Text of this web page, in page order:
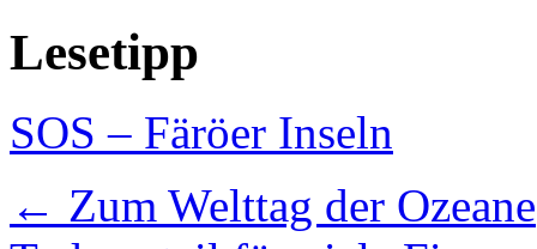
Lesetipp
SOS – Färöer Inseln
← Zum Welttag der Ozeane